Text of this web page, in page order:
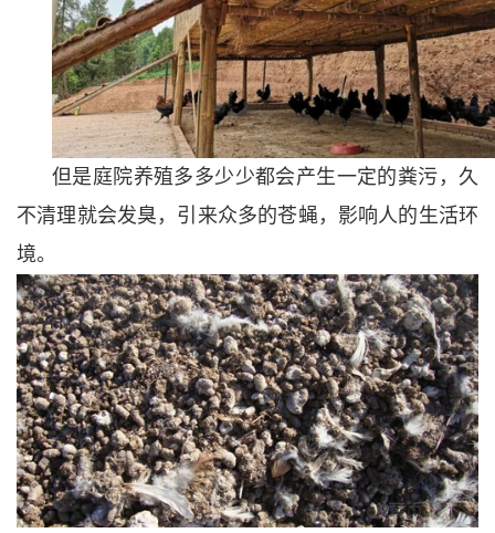
但是庭院养殖多多少少都会产生一定的粪污，久
不清理就会发臭，引来众多的苍蝇，影响人的生活环
境。